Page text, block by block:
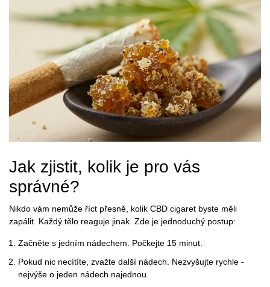
Jak zjistit, kolik je pro vás
správné?
Nikdo vám nemůže říct přesně, kolik CBD cigaret byste měli
zapálit. Každý tělo reaguje jinak. Zde je jednoduchý postup:
Začněte s jedním nádechem. Počkejte 15 minut.
Pokud nic necítíte, zvažte další nádech. Nezvyšujte rychle -
nejvýše o jeden nádech najednou.